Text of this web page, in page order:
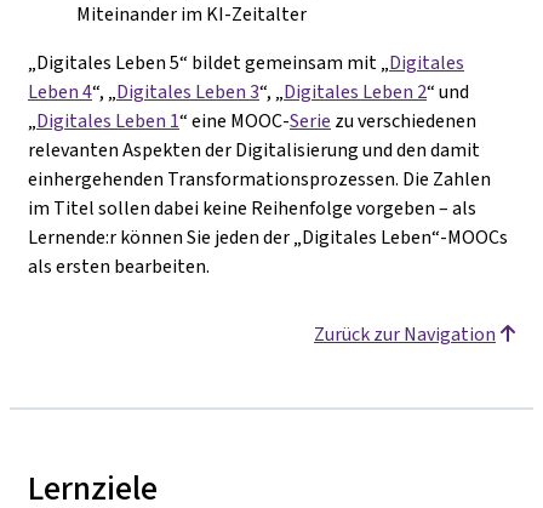
Miteinander im KI-Zeitalter
„Digitales Leben 5“ bildet gemeinsam mit „Digitales
Leben 4“, „Digitales Leben 3“, „Digitales Leben 2“ und
„Digitales Leben 1“ eine MOOC-Serie zu verschiedenen
relevanten Aspekten der Digitalisierung und den damit
einhergehenden Transformationsprozessen. Die Zahlen
im Titel sollen dabei keine Reihenfolge vorgeben – als
Lernende:r können Sie jeden der „Digitales Leben“-MOOCs
als ersten bearbeiten.
Zurück zur Navigation
Lernziele